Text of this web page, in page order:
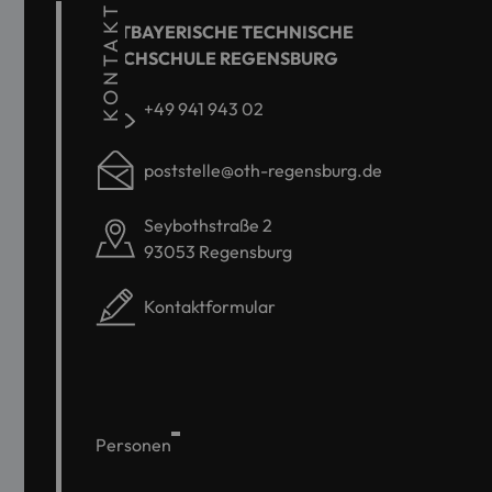
KONTAKT
OSTBAYERISCHE TECHNISCHE
HOCHSCHULE REGENSBURG
+49 941 943 02
poststelle@oth-regensburg.de
Seybothstraße 2
93053 Regensburg
Kontaktformular
Personen